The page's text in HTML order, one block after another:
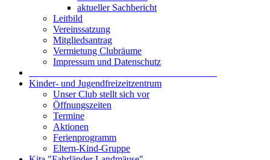
aktueller Sachbericht
Leitbild
Vereinssatzung
Mitgliedsantrag
Vermietung Clubräume
Impressum und Datenschutz
Kinder- und Jugendfreizeitzentrum
Unser Club stellt sich vor
Öffnungszeiten
Termine
Aktionen
Ferienprogramm
Eltern-Kind-Gruppe